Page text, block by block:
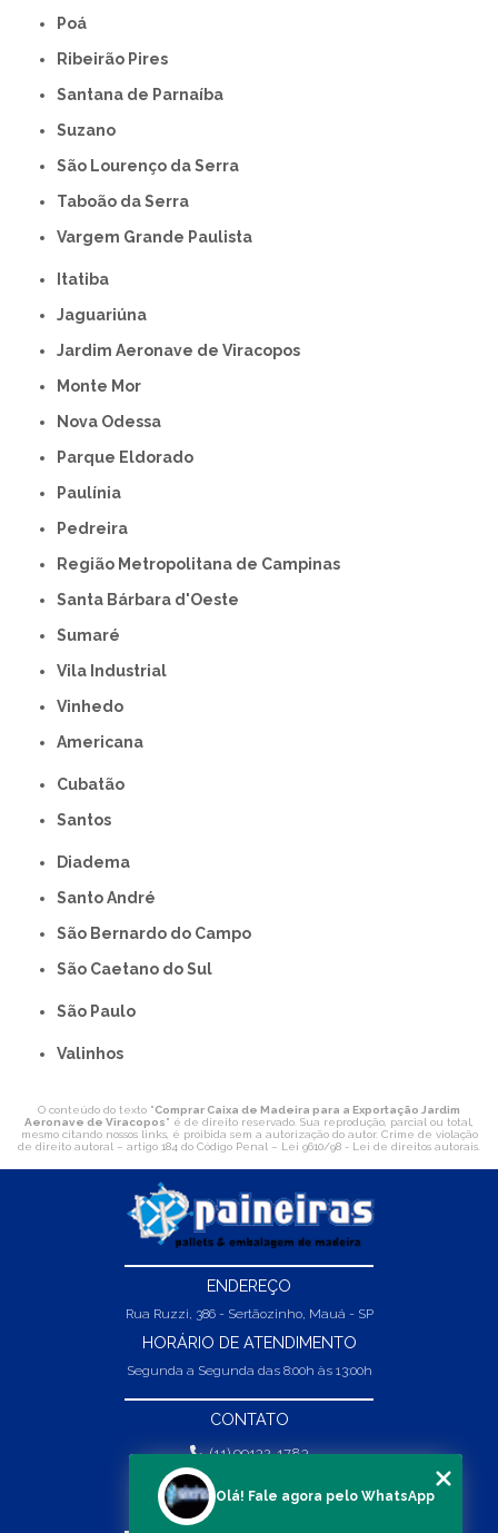
Poá
Ribeirão Pires
Santana de Parnaíba
Suzano
São Lourenço da Serra
Taboão da Serra
Vargem Grande Paulista
Itatiba
Jaguariúna
Jardim Aeronave de Viracopos
Monte Mor
Nova Odessa
Parque Eldorado
Paulínia
Pedreira
Região Metropolitana de Campinas
Santa Bárbara d'Oeste
Sumaré
Vila Industrial
Vinhedo
americana
Cubatão
Santos
Diadema
Santo André
São Bernardo do Campo
São Caetano do Sul
São Paulo
Valinhos
O conteúdo do texto "Comprar Caixa de Madeira para a Exportação Jardim
Aeronave de Viracopos" é de direito reservado. Sua reprodução, parcial ou total,
mesmo citando nossos links, é proibida sem a autorização do autor. Crime de violação
de direito autoral – artigo 184 do Código Penal – Lei 9610/98 - Lei de direitos autorais
ENDEREÇO
Rua Ruzzi, 386 - Sertãozinho, Mauá - SP
HORÁRIO DE ATENDIMENTO
Segunda a Segunda das 8:00h às 13:00h
CONTATO
(11) 99132-1783
(11) 99132-1783
vendas@abpaineiras.com.br
Olá! Fale agora pelo WhatsApp